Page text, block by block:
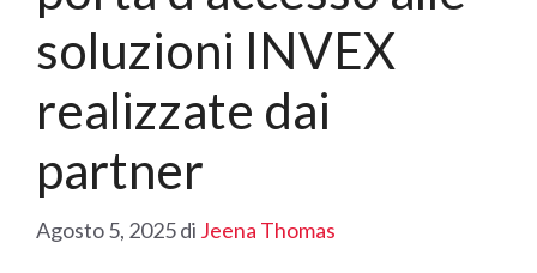
soluzioni INVEX
realizzate dai
partner
Agosto 5, 2025di Jeena Thomas